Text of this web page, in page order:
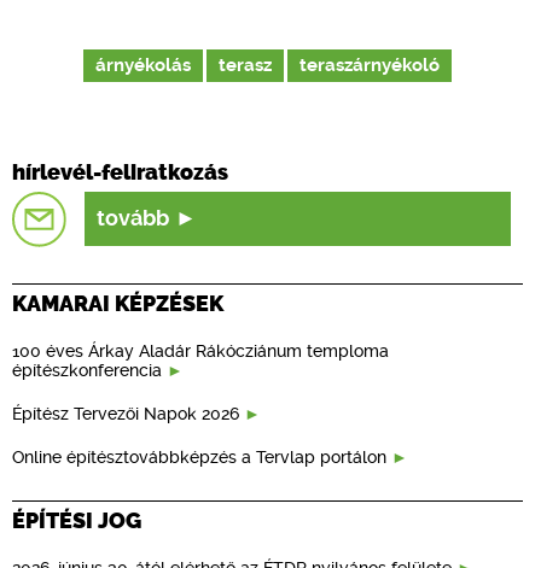
árnyékolás terasz teraszárnyékoló
hírlevél-feliratkozás
tovább
KAMARAI KÉPZÉSEK
100 éves Árkay Aladár Rákócziánum temploma
építészkonferencia
Építész Tervezői Napok 2026
Online építésztovábbképzés a Tervlap portálon
ÉPÍTÉSI JOG